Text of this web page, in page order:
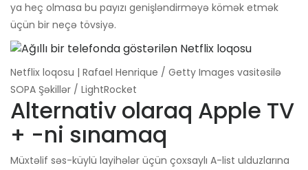
ya heç olmasa bu payızı genişləndirməyə kömək etmək
üçün bir neçə tövsiyə.
Netflix loqosu | Rafael Henrique / Getty Images vasitəsilə
SOPA Şəkillər / LightRocket
Alternativ olaraq Apple TV
+ -ni sınamaq
Müxtəlif səs-küylü layihələr üçün çoxsaylı A-list ulduzlarına